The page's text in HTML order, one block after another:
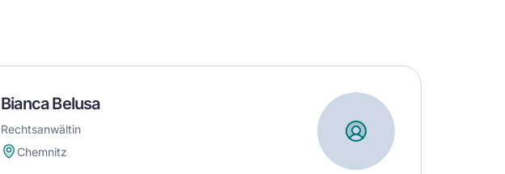
Bianca Belusa
Rechtsanwältin
Chemnitz